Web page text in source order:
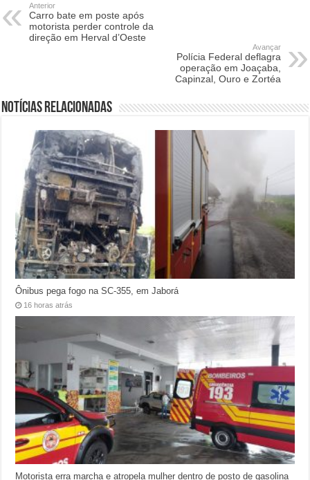
Anterior
Carro bate em poste após
motorista perder controle da
direção em Herval d’Oeste
Avançar
Polícia Federal deflagra
operação em Joaçaba,
Capinzal, Ouro e Zortéa
Notícias relacionadas
Ônibus pega fogo na SC-355, em Jaborá
16 horas atrás
Motorista erra marcha e atropela mulher dentro de posto de gasolina